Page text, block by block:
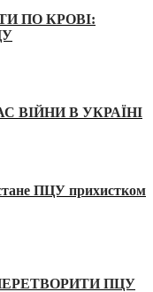
ПО КРОВІ:
ВІЙНИ В УКРАЇНІ
ПЦУ прихистком
ПЦУ